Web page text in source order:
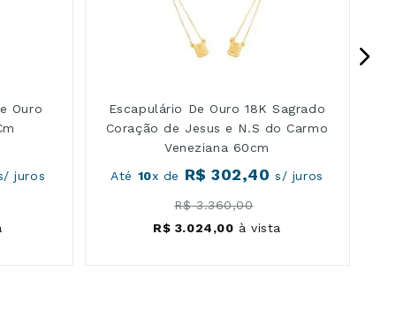
Ouro
juros
Escapulário De Ouro 18K Sagrado
Coração de Jesus e N.S do Carmo
Veneziana 60cm
Até 10x de R$ 302,40 s/ juros
R$ 3.360,00
R$ 3.024,00 à vista